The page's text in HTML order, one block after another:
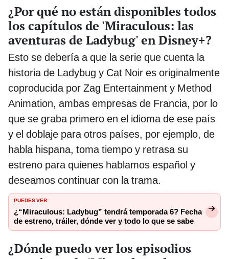
¿Por qué no están disponibles todos
los capítulos de 'Miraculous: las
aventuras de Ladybug' en Disney+?
Esto se debería a que la serie que cuenta la
historia de Ladybug y Cat Noir es originalmente
coproducida por Zag Entertainment y Method
Animation, ambas empresas de Francia, por lo
que se graba primero en el idioma de ese país
y el doblaje para otros países, por ejemplo, de
habla hispana, toma tiempo y retrasa su
estreno para quienes hablamos español y
deseamos continuar con la trama.
PUEDES VER:
¿“Miraculous: Ladybug” tendrá temporada 6? Fecha
de estreno, tráiler, dónde ver y todo lo que se sabe
¿Dónde puedo ver los episodios